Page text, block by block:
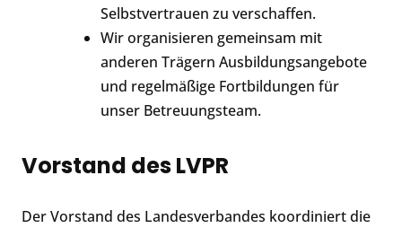
Selbstvertrauen zu verschaffen.
Wir organisieren gemeinsam mit
anderen Trägern Ausbildungsangebote
und regelmäßige Fortbildungen für
unser Betreuungsteam.
Vorstand des LVPR
Der Vorstand des Landesverbandes koordiniert die